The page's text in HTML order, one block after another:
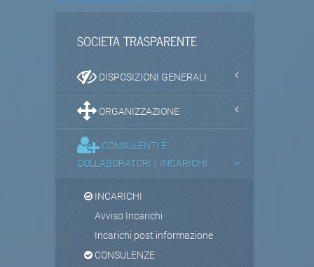
SOCIETA TRASPARENTE
DISPOSIZIONI GENERALI
ORGANIZZAZIONE
CONSULENTI E
COLLABORATORI / INCARICHI
INCARICHI
Avviso Incarichi
Incarichi post informazione
CONSULENZE